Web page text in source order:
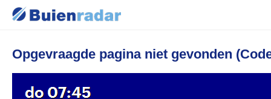
Opgevraagde pagina niet gevonden